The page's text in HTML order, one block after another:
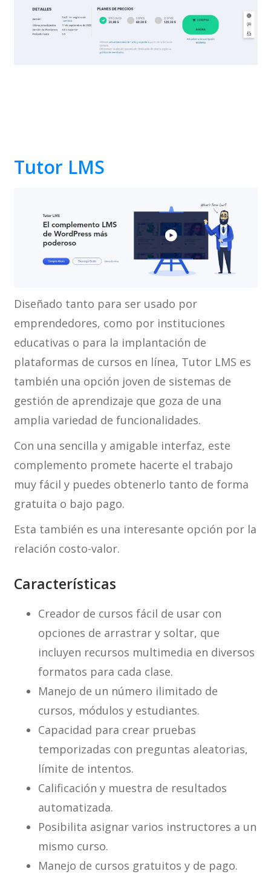
Tutor LMS
Diseñado tanto para ser usado por
emprendedores, como por instituciones
educativas o para la implantación de
plataformas de cursos en línea, Tutor LMS es
también una opción joven de sistemas de
gestión de aprendizaje que goza de una
amplia variedad de funcionalidades.
Con una sencilla y amigable interfaz, este
complemento promete hacerte el trabajo
muy fácil y puedes obtenerlo tanto de forma
gratuita o bajo pago.
Esta también es una interesante opción por la
relación costo-valor.
Características
Creador de cursos fácil de usar con
opciones de arrastrar y soltar, que
incluyen recursos multimedia en diversos
formatos para cada clase.
Manejo de un número ilimitado de
cursos, módulos y estudiantes.
Capacidad para crear pruebas
temporizadas con preguntas aleatorias,
límite de intentos.
Calificación y muestra de resultados
automatizada.
Posibilita asignar varios instructores a un
mismo curso.
Manejo de cursos gratuitos y de pago.